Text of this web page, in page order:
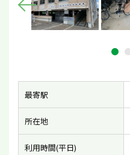
最寄駅
所在地
利用時間(平日)